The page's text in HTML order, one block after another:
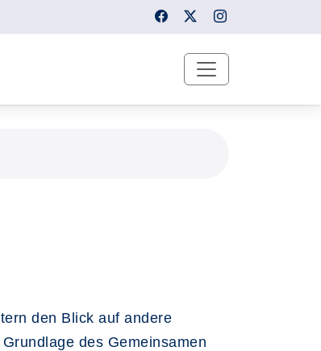
den Blick auf andere
des Gemeinsamen